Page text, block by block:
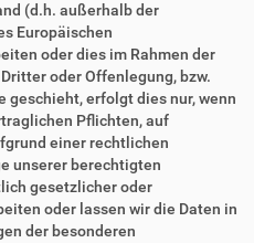
(d.h. außerhalb der
Europäischen
oder dies im Rahmen der
oder Offenlegung, bzw.
geschieht, erfolgt dies nur, wenn
Pflichten, auf
einer rechtlichen
unserer berechtigten
gesetzlicher oder
oder lassen wir die Daten in
der besonderen